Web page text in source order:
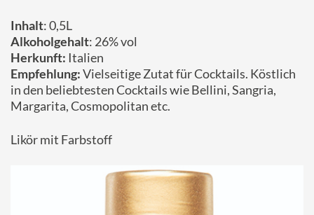
Inhalt: 0,5L
Alkoholgehalt: 26% vol
Herkunft: Italien
Empfehlung:Vielseitige Zutat für Cocktails. Köstlich
in den beliebtesten Cocktails wie Bellini, Sangria,
Margarita, Cosmopolitan etc.
Likör mit Farbstoff